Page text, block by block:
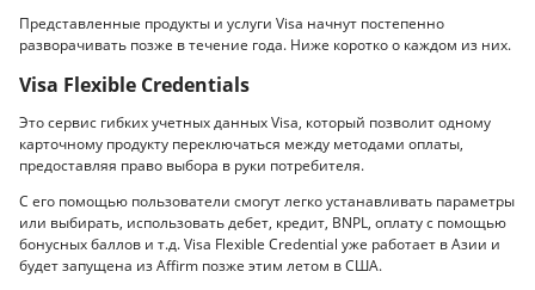
Представленные продукты и услуги Visa начнут постепенно
разворачивать позже в течение года. Ниже коротко о каждом из них.
Visa Flexible Credentials
Это сервис гибких учетных данных Visa, который позволит одному
карточному продукту переключаться между методами оплаты,
предоставляя право выбора в руки потребителя.
С его помощью пользователи смогут легко устанавливать параметры
или выбирать, использовать дебет, кредит, BNPL, оплату с помощью
бонусных баллов и т.д. Visa Flexible Credential уже работает в Азии и
будет запущена из Affirm позже этим летом в США.